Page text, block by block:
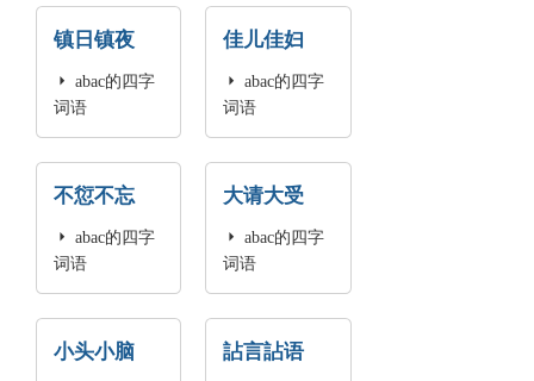
镇日镇夜

abac的四字
词语
佳儿佳妇

abac的四字
词语
不愆不忘

abac的四字
词语
大请大受

abac的四字
词语
小头小脑 詀言詀语